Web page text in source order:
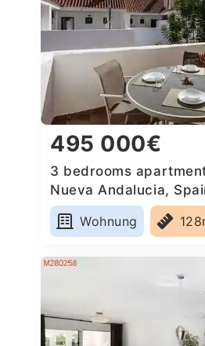
495 000€
3 bedrooms
Nueva Andalucia,
Wohnung